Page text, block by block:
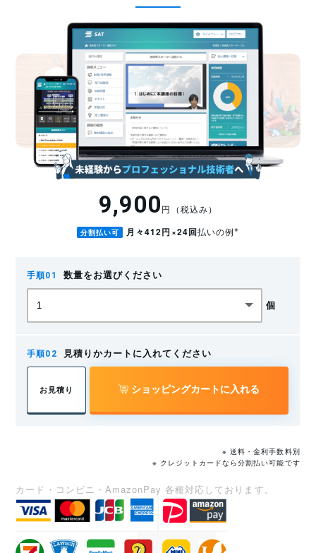
9,900 円（税込み）
分割払い可 月々412円×24回払いの例※
数量をお選びください
個
見積りかカートに入れてください
お見積り ショッピングカートに入れる
※ 送料・金利手数料別
※ クレジットカードなら分割払い可能です
カード・コンビニ・AmazonPay 各種対応しております。